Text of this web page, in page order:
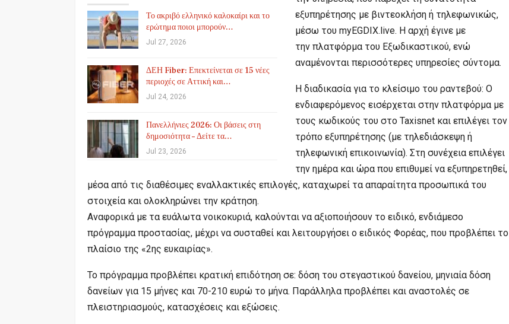
Το ακριβό ελληνικό καλοκαίρι και το
ερώτημα ποιοι μπορούν…
Jul 27, 2026
ΔΕΗ Fiber: Επεκτείνεται σε 15 νέες
περιοχές σε Αττική και…
Jul 24, 2026
Πανελλήνιες 2026: Οι βάσεις στη
δημοσιότητα – Δείτε τα…
Jul 23, 2026
εξυπηρέτησης με βιντεοκλήση ή τηλεφωνικώς,
μέσω του myEGDIX.live. Η αρχή έγινε με
την πλατφόρμα του Εξωδικαστικού, ενώ
αναμένονται περισσότερες υπηρεσίες σύντομα.
Η διαδικασία για το κλείσιμο του ραντεβού: Ο
ενδιαφερόμενος εισέρχεται στην πλατφόρμα με
τους κωδικούς του στο Taxisnet και επιλέγει τον
τρόπο εξυπηρέτησης (με τηλεδιάσκεψη ή
τηλεφωνική επικοινωνία). Στη συνέχεια επιλέγει
την ημέρα και ώρα που επιθυμεί να εξυπηρετηθεί,
μέσα από τις διαθέσιμες εναλλακτικές επιλογές, καταχωρεί τα απαραίτητα προσωπικά του
στοιχεία και ολοκληρώνει την κράτηση.
Αναφορικά με τα ευάλωτα νοικοκυριά, καλούνται να αξιοποιήσουν το ειδικό, ενδιάμεσο
πρόγραμμα προστασίας, μέχρι να συσταθεί και λειτουργήσει ο ειδικός Φορέας, που προβλέπει το
πλαίσιο της «2ης ευκαιρίας».
Το πρόγραμμα προβλέπει κρατική επιδότηση σε: δόση του στεγαστικού δανείου, μηνιαία δόση
δανείων για 15 μήνες και 70-210 ευρώ το μήνα. Παράλληλα προβλέπει και αναστολές σε
πλειστηριασμούς, κατασχέσεις και εξώσεις.